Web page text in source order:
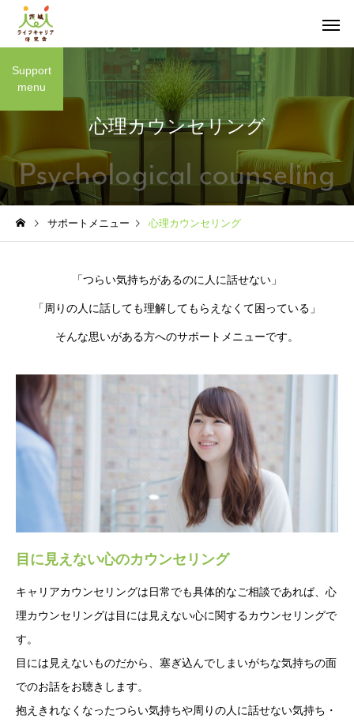
心理カウンセリング
Support
menu
サポートメニュー 心理カウンセリング
「つらい気持ちがあるのに人に話せない」
「周りの人に話しても理解してもらえなくて困っている」
そんな思いがある方へのサポートメニューです。
目に見えない心のカウンセリング
キャリアカウンセリングは日常でも具体的なご相談であれば、心
理カウンセリングは目には見えない心に関するカウンセリングで
す。
目には見えないものだから、塞ぎ込んでしまいがちな気持ちの面
でのお話をお聴きします。
抱えきれなくなったつらい気持ちや周りの人に話せない気持ち・